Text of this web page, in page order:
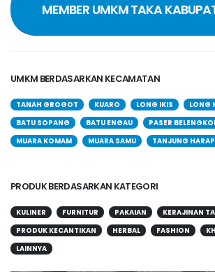
MEMBER UMKM TAKA
UMKM BERDASARKAN KECAMATAN
TANAH GROGOT KUARO LONG IKIS
LONG
BATU SOPANG
BATU ENGAU
PASER
MUARA KOMAM
MUARA SAMU TANJUNG
PRODUK BERDASARKAN KATEGORI
KULINER FURNITUR PAKAIAN
KERAJINAN
PRODUK KECANTIKAN
HERBAL FASHION
LAINNYA